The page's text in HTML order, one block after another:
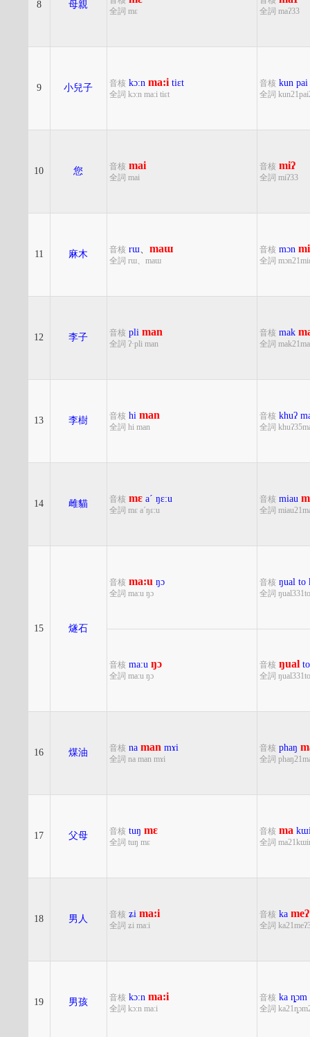
8 母親
全詞 mɛ 全詞 maʔ33
9 小兒子 音核 kɔ:n ma:i tiɛt
全詞 kɔ:n ma:i tiɛt
音核 kun pai
全詞
10 您 音核 mai
全詞 mai
音核 miʔ
全詞 miʔ33
11 麻木 音核 rɯ、 maɯ
全詞 rɯ、maɯ
音核 mɔn
全詞
12 李子 音核 pli man
全詞 ʔ·pli man
音核 mak
全詞
13 李樹 音核 hi man
全詞 hi man
音核 khuʔ
全詞
14 雌貓 音核 mɛ aˊ ŋɛ:u
全詞 mɛ aˊŋɛ:u
音核 miau
全詞
15 燧石
音核 ma:u ŋɔ
全詞 ma:u ŋɔ
音核 ŋual to
全詞
音核 ma:u ŋɔ
全詞 ma:u ŋɔ
音核 ŋual to
全詞
16 煤油 音核 na man mɤi
全詞 na man mɤi
音核 phaŋ
全詞
17 父母 音核 tuŋ mɛ
全詞 tuŋ mɛ
音核 ma
全詞
18 男人 音核 ʑi ma:i
全詞 ʑi ma:i
音核 ka meʔ
全詞
19 男孩 音核 kɔ:n ma:i
全詞 kɔ:n ma:i
音核 ka ȵɔm
全詞